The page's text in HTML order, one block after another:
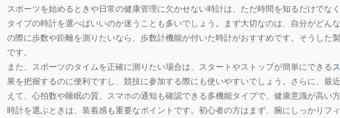
スポーツを始めるときや日常の健康管理に欠かせない時計は、ただ時間を知るだけで
タイプの時計を選べばいいのか迷うことも多いでしょう。まず大切なのは、自分がど
の際に歩数や距離を測りたいなら、歩数計機能が付いた時計がおすすめです。そうした
です。
また、スポーツのタイムを正確に測りたい場合は、スタートやストップが簡単にできる
果を把握するのに便利ですし、競技に参加する際にも使いやすいでしょう。さらに、最
えて、心拍数や睡眠の質、スマホの通知も確認できる多機能タイプで、健康意識が高い
時計を選ぶときは、装着感も重要なポイントです。初心者の方はまず、腕にしっかり